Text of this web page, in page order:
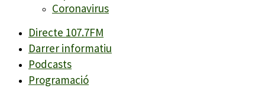
Coronavirus
Directe 107.7FM
Darrer informatiu
Podcasts
Programació